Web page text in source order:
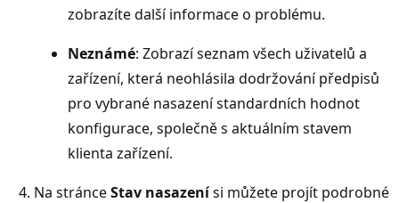
zobrazíte další informace o problému.
Neznámé: Zobrazí seznam všech uživatelů a
zařízení, která neohlásila dodržování předpisů
pro vybrané nasazení standardních hodnot
konfigurace, společně s aktuálním stavem
klienta zařízení.
Na stránceStav nasazenísi můžete projít podrobné